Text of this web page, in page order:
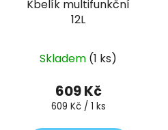
Kbelík multifunkční
12L
Skladem (1 ks)
609 Kč
Měrná
609 Kč / 1 ks